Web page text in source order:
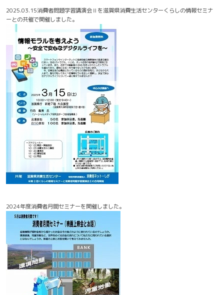
2025.03.15消費者問題学習講演会Ⅱを滋賀県消費生活センターくらしの情報セミナ
ーとの共催で開催しました。
2024年度消費者月間セミナーを開催しました。